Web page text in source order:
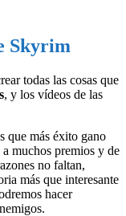
Skyrim
todas las cosas que
, y los vídeos de las
que más éxito gano
muchos premios y de
no faltan,
más que interesante
hacer